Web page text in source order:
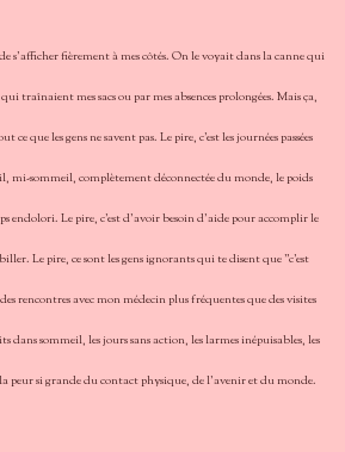
s'afficher fièrement à mes côtés. On le voyait dans la canne qui
traînaient mes sacs ou par mes absences prolongées. Mais ça,
ce que les gens ne savent pas. Le pire, c'est les journées passées
mi-sommeil, complètement déconnectée du monde, le poids
endolori. Le pire, c'est d'avoir besoin d'aide pour accomplir le
Le pire, ce sont les gens ignorants qui te disent que "c'est
rencontres avec mon médecin plus fréquentes que des visites
dans sommeil, les jours sans action, les larmes inépuisables, les
peur si grande du contact physique, de l'avenir et du monde.